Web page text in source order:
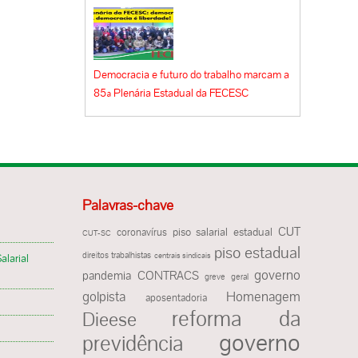
dos
Democracia e futuro do trabalho marcam a
85ª Plenária Estadual da FECESC
Palavras-chave
CUT-SC coronavírus piso salarial estadual CUT
direitos trabalhistas centrais sindicais piso estadual
pandemia CONTRACS greve geral governo
golpista
aposentadoria Homenagem
Dieese
reforma da
previdência
governo